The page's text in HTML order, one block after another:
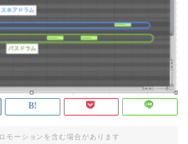
モーションを含む場合があります